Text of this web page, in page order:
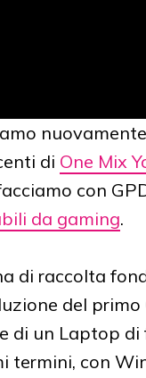
di One Mix
con
da gaming.
di raccolta
del primo
di un Laptop di
termini, con